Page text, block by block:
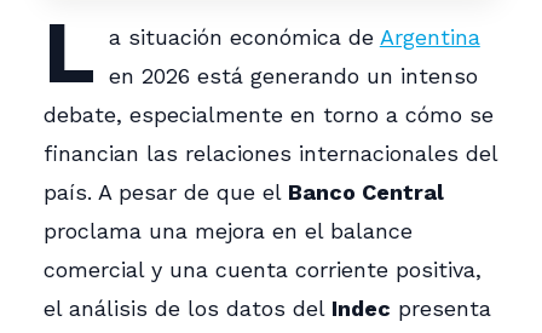
L a situación económica de Argentina
en 2026 está generando un intenso
debate, especialmente en torno a cómo se
financian las relaciones internacionales del
país. A pesar de que el Banco Central
proclama una mejora en el balance
comercial y una cuenta corriente positiva,
el análisis de los datos del Indec presenta